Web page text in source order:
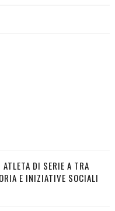
ATLETA DI SERIE A TRA
E INIZIATIVE SOCIALI